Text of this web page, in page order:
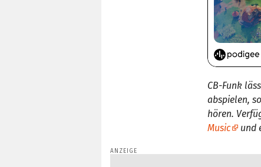
CB-Funk
abspielen,
hören.
Music
und